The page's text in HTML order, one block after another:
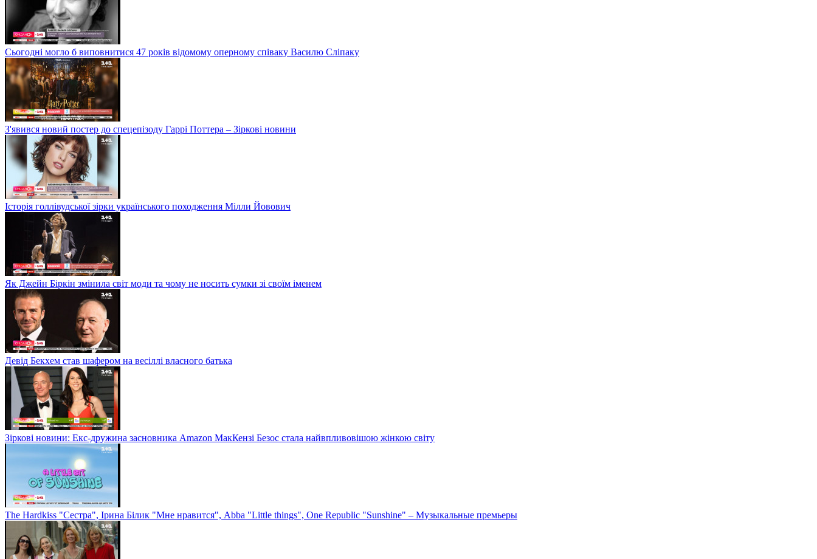
Сьогодні могло б виповнитися 47 років відомому оперному співаку Василю Сліпаку
З'явився новий постер до спецепізоду Гаррі Поттера – Зіркові новини
Історія голлівудської зірки українського походження Мілли Йовович
Як Джейн Біркін змінила світ моди та чому не носить сумки зі своїм іменем
Девід Бекхем став шафером на весіллі власного батька
Зіркові новини: Екс-дружина засновника Amazon МакКензі Безос стала найвпливовішою жінкою світу
The Hardkiss "Сестра", Ірина Білик "Мне нравится", Abba "Little things", One Republic "Sunshine" – Музыкальные премьеры